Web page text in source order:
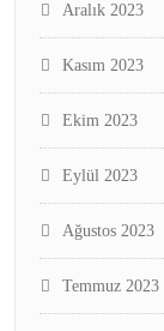
Aralık 2023
Kasım 2023
Ekim 2023
Eylül 2023
Ağustos 2023
Temmuz 2023